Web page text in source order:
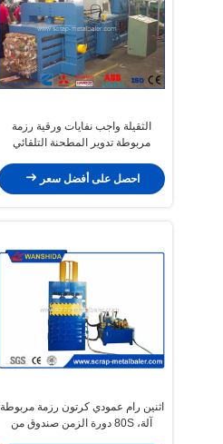
الثقيلة واجب نفايات ورقية رزمة
مربوطة تدوير المطحنة التلقائي
احصل على أفضل سعر
اثنين رام عمودي كرتون رزمة مربوطة
آلة، 80S دورة الزمن صندوق من